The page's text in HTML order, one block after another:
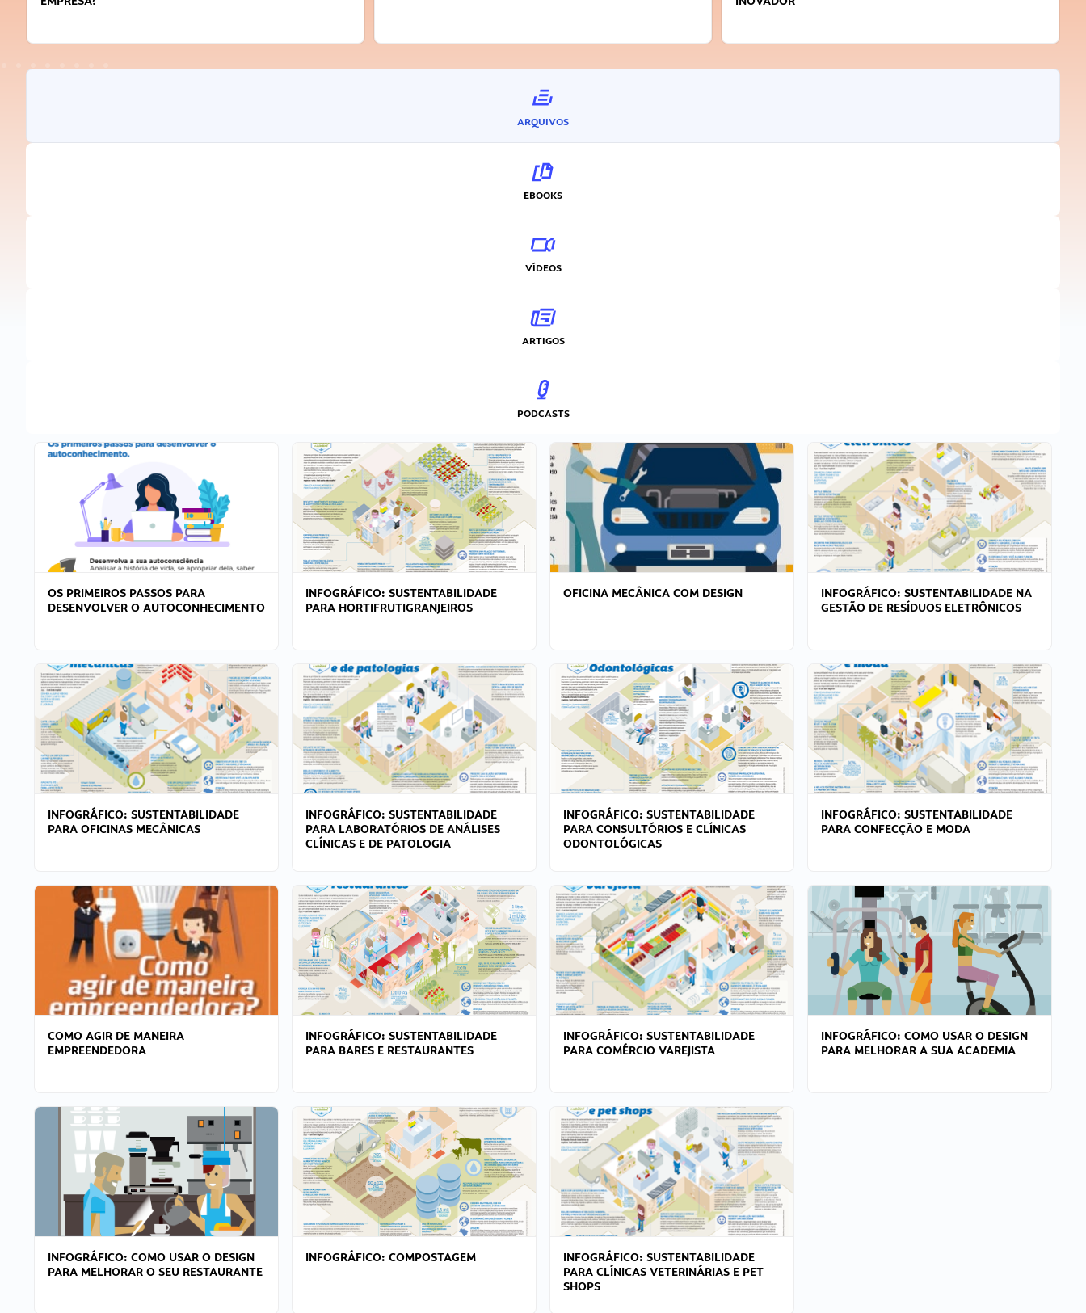
ARQUIVOS
EBOOKS
VÍDEOS
ARTIGOS
PODCASTS
OS PRIMEIROS PASSOS PARA
DESENVOLVER O AUTOCONHECIMENTO
INFOGRÁFICO: SUSTENTABILIDADE
PARA HORTIFRUTIGRANJEIROS
OFICINA MECÂNICA COM DESIGN
INFOGRÁFICO: SUSTENTABILIDADE NA
GESTÃO DE RESÍDUOS ELETRÔNICOS
INFOGRÁFICO: SUSTENTABILIDADE
PARA OFICINAS MECÂNICAS
INFOGRÁFICO: SUSTENTABILIDADE
PARA LABORATÓRIOS DE ANÁLISES
CLÍNICAS E DE PATOLOGIA
INFOGRÁFICO: SUSTENTABILIDADE
PARA CONSULTÓRIOS E CLÍNICAS
ODONTOLÓGICAS
INFOGRÁFICO: SUSTENTABILIDADE
PARA CONFECÇÃO E MODA
COMO AGIR DE MANEIRA
EMPREENDEDORA
INFOGRÁFICO: SUSTENTABILIDADE
PARA BARES E RESTAURANTES
INFOGRÁFICO: SUSTENTABILIDADE
PARA COMÉRCIO VAREJISTA
INFOGRÁFICO: COMO USAR O DESIGN
PARA MELHORAR A SUA ACADEMIA
INFOGRÁFICO: COMO USAR O DESIGN
PARA MELHORAR O SEU RESTAURANTE
INFOGRÁFICO: COMPOSTAGEM
INFOGRÁFICO: SUSTENTABILIDADE
PARA CLÍNICAS VETERINÁRIAS E PET
SHOPS